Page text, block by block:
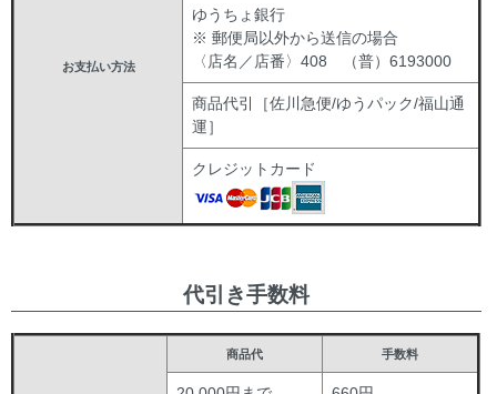
お支払い方法
ゆうちょ銀行
※ 郵便局以外から送信の場合
〈店名／店番〉408 （普）6193000
商品代引［佐川急便/ゆうパック/福山通
運］
クレジットカード
代引き手数料
商品代 手数料